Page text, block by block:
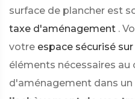
surface de plancher est
taxe d'aménagement .
votre espace sécurisé
éléments nécessaires au
d'aménagement dans un